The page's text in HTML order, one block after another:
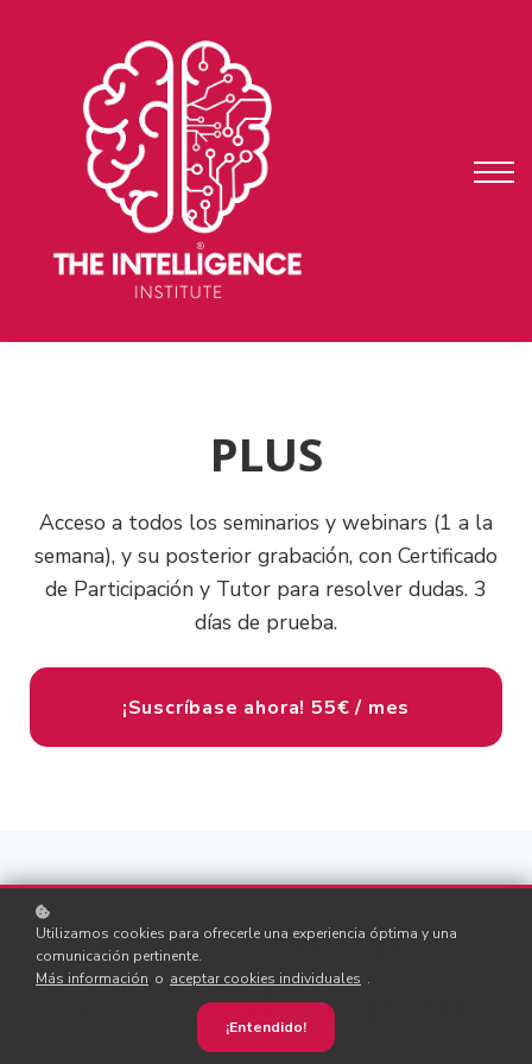
fundae
testimonios
ENTRAR
REGISTRARME
PLUS
Acceso a todos los seminarios y webinars (1 a la
semana), y su posterior grabación, con Certificado
de Participación y Tutor para resolver dudas. 3
días de prueba.
¡Suscríbase ahora! 55€ / mes
Benefits of this
subscription plan
Utilizamos cookies para ofrecerle una experiencia óptima y una
comunicación pertinente.
Más información o aceptar cookies individuales .
¡Entendido!